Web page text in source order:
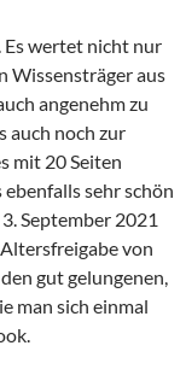
Es wertet nicht nur
Wissensträger aus
angenehm zu
auch noch zur
mit 20 Seiten
sehr schön
September 2021
von
gut gelungenen,
man sich einmal